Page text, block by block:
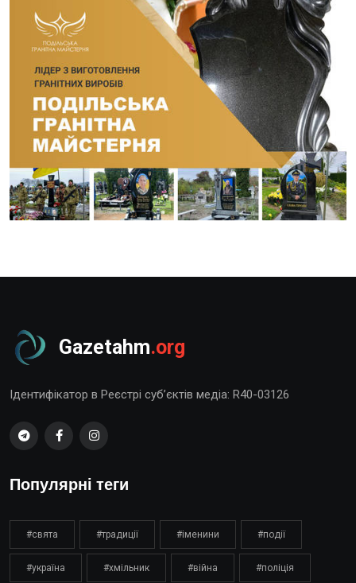
Gazetahm.org
Ідентифікатор в Реєстрі суб’єктів медіа: R40-03126
Популярні теги
#свята #традиції #іменини #події
#україна #хмільник #війна #поліція